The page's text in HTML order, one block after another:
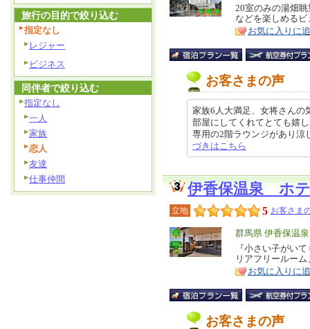
リ
ア
特
徴
20室のみの湯畑
などを楽しめる
お気に入りに
お客さまの声
家族6人大満足、女将さんの
部屋にしてくれてとても嬉
専用の2階ラウンジがあり
づきはこちら
伊香保温泉 ホ
立地 5 お客さま
エ
リ
ア
群馬県 伊香保温
特
徴
『小さい子がい
リアフリールー
お気に入りに
お客さまの声
旅行の目的で絞り込む
指定なし
レジャー
ビジネス
同伴者で絞り込む
指定なし
一人
家族
恋人
友達
仕事仲間